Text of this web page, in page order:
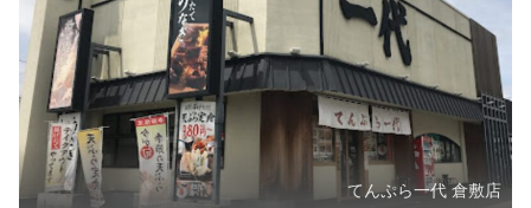
てんぷら一代 倉敷店